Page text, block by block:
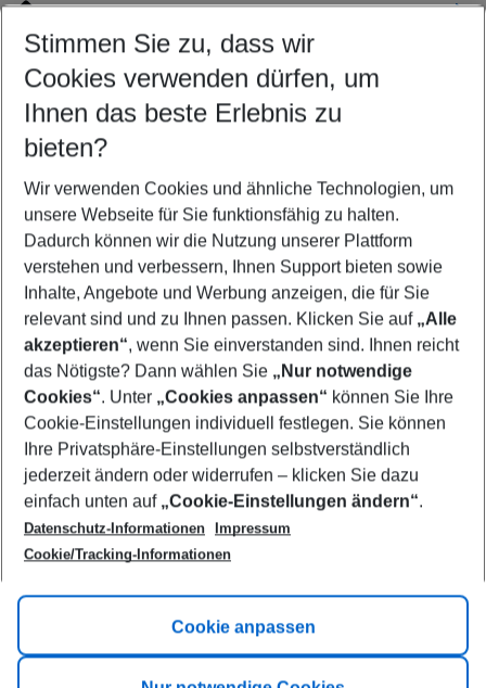
Location
Customize your offer
Find the perfect deal which suits your best
Your departure airport
Any airport
Select your date range
09/08/26–07/08/27 5-8 nights
Who will travel
2 adults No children
Show more filter
Footer
Footer navigation
Title A
Link A
Stimmen Sie zu, dass wir
Cookies verwenden dürfen, um
Ihnen das beste Erlebnis zu
bieten?
Wir verwenden Cookies und ähnliche Technologien, um
unsere Webseite für Sie funktionsfähig zu halten.
Dadurch können wir die Nutzung unserer Plattform
verstehen und verbessern, Ihnen Support bieten sowie
Inhalte, Angebote und Werbung anzeigen, die für Sie
relevant sind und zu Ihnen passen. Klicken Sie auf „Alle
akzeptieren“, wenn Sie einverstanden sind. Ihnen reicht
das Nötigste? Dann wählen Sie „Nur notwendige
Cookies“. Unter „Cookies anpassen“ können Sie Ihre
Cookie-Einstellungen individuell festlegen. Sie können
Ihre Privatsphäre-Einstellungen selbstverständlich
jederzeit ändern oder widerrufen – klicken Sie dazu
einfach unten auf „Cookie-Einstellungen ändern“.
Datenschutz-Informationen
Impressum
Cookie/Tracking-Informationen
Cookie anpassen